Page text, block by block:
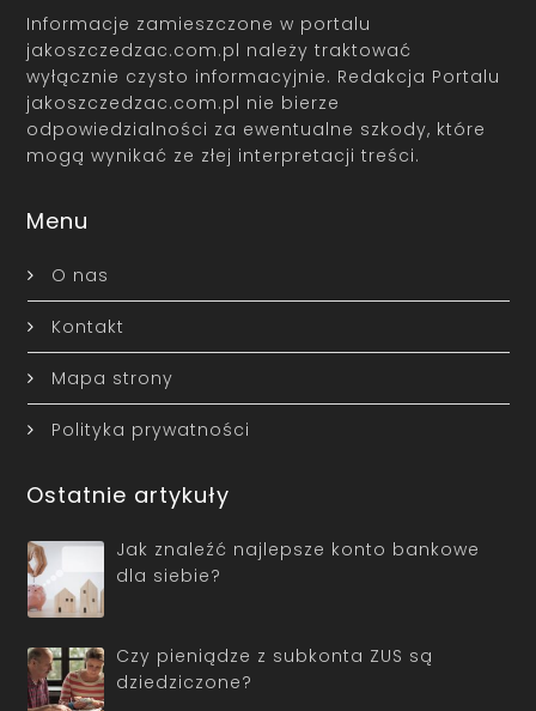
Informacje zamieszczone w portalu
jakoszczedzac.com.pl należy traktować
wyłącznie czysto informacyjnie. Redakcja Portalu
jakoszczedzac.com.pl nie bierze
odpowiedzialności za ewentualne szkody, które
mogą wynikać ze złej interpretacji treści.
Menu
O nas
Kontakt
Mapa strony
Polityka prywatności
Ostatnie artykuły
Jak znaleźć najlepsze konto bankowe
dla siebie?
Czy pieniądze z subkonta ZUS są
dziedziczone?